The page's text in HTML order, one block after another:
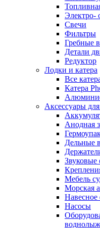
Электро-
Свечи
Фильтры
Гребные
Детали
Редуктор
Лодки и катера
Все
Катера
Аксессуары
Анодная
Дельные
Мебель
Морская
Навесное
Насосы